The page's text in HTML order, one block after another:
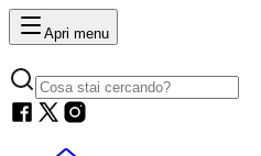
Apri menu